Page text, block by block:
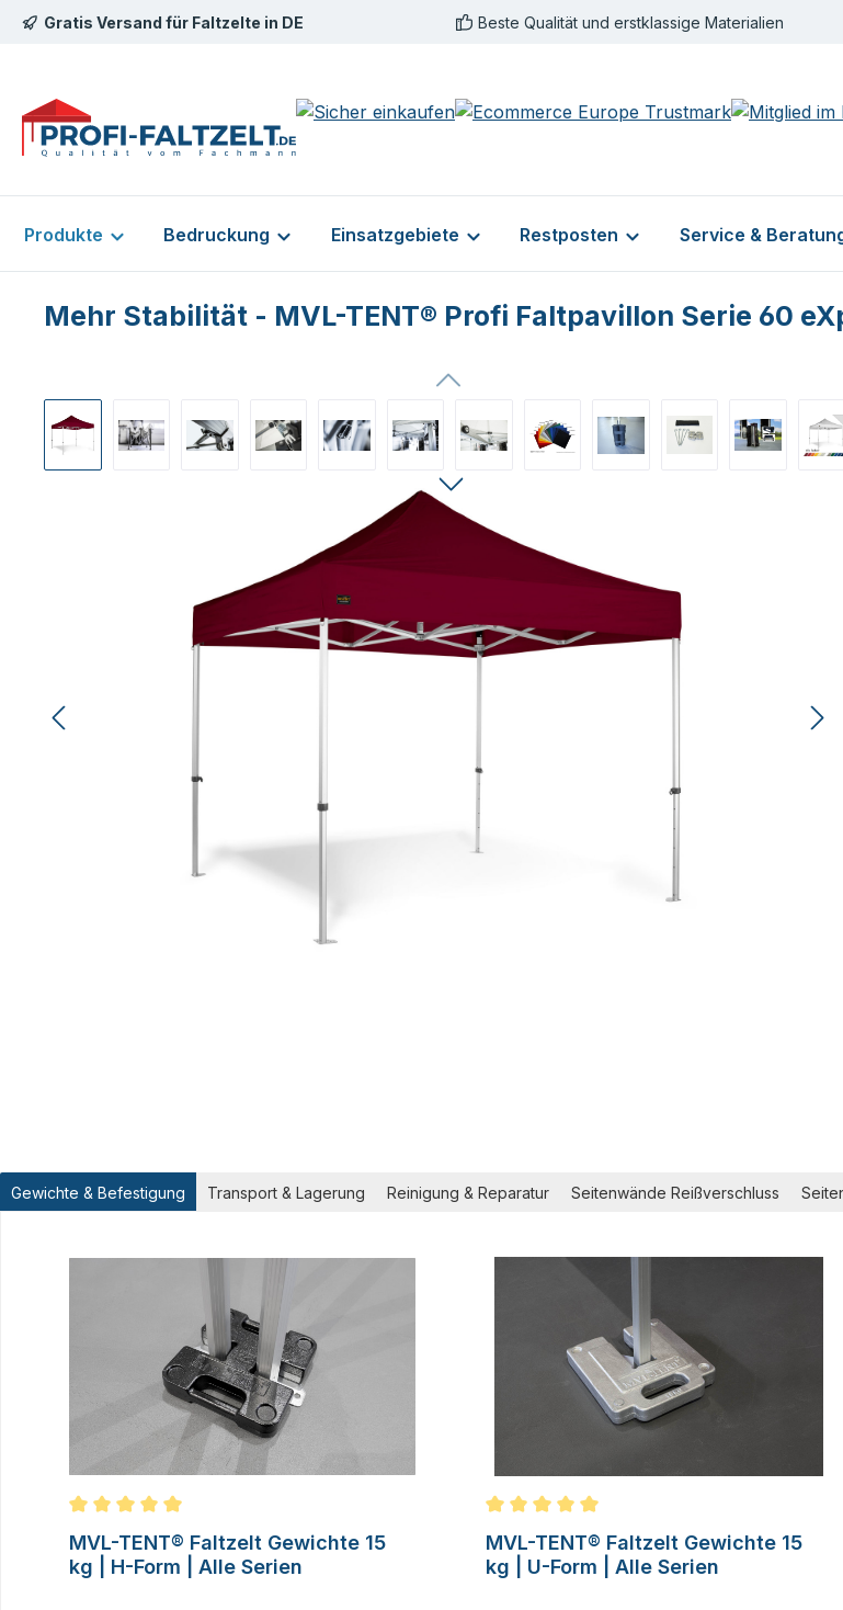
Hauptinhalt springen
Zur Suche springen
Zur Hauptnavigation springen
Gratis Versand für Faltzelte in DE Beste Qualität und erstklassige Materialien
Produkte Bedruckung Einsatzgebiete Restposten Service &
Mehr Stabilität - MVL-TENT® Profi Faltpavillon Serie 60
Bildergalerie überspringen
Gewichte & Befestigung Transport & Lagerung Reinigung & Reparatur Seitenwände Reißverschluss
Durchschnittliche Bewertung von 5 von 5 Sternen
MVL-TENT® Faltzelt Gewichte 15
kg | H-Form | Alle Serien
Durchschnittliche Bewertung von 5 von 5
MVL-TENT® Faltzelt Gewichte 15
kg | U-Form | Alle Serien